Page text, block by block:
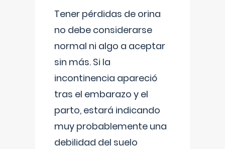
Tener pérdidas de orina
no debe considerarse
normal ni algo a aceptar
sin más. Si la
incontinencia apareció
tras el embarazo y el
parto, estará indicando
muy probablemente una
debilidad del suelo